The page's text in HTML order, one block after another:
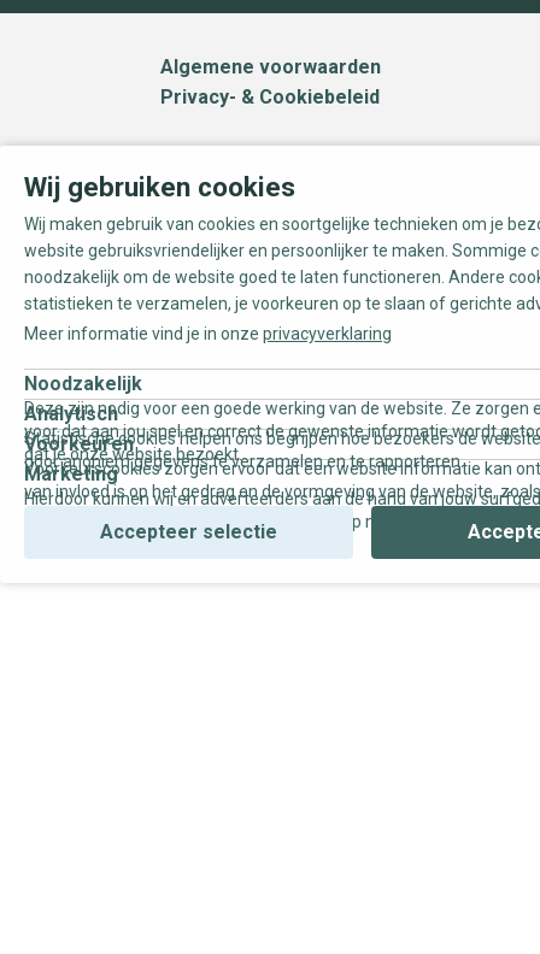
Algemene voorwaarden
Privacy- & Cookiebeleid
Wij gebruiken cookies
Wij maken gebruik van cookies en soortgelijke technieken om je
website gebruiksvriendelijker en persoonlijker te maken. Sommige
noodzakelijk om de website goed te laten functioneren. Andere
statistieken te verzamelen, je voorkeuren op te slaan of gerichte
Meer informatie vind je in onze privacyverklaring
Noodzakelijk
Deze zijn nodig voor een goede werking van de website. Ze zorgen
voor dat aan jou snel en correct de gewenste informatie wordt
dat je onze website bezoekt.
Analytisch
Statistische cookies helpen ons begrijpen hoe bezoekers de
door anoniem gegevens te verzamelen en te rapporteren.
Voorkeuren
Voorkeurscookies zorgen ervoor dat een website informatie kan
van invloed is op het gedrag en de vormgeving van de website,
Marketing
Hierdoor kunnen wij en adverteerders aan de hand van jouw
gepersonaliseerde online advertenties en op maat gemaakte
Accepteer selectie